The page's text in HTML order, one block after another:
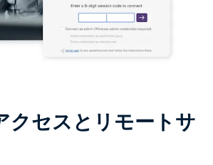
クセスとリモートサ